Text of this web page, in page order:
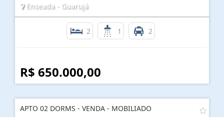
Enseada - Guarujá
2 1 2
R$ 650.000,00
APTO 02 DORMS - VENDA - MOBILIADO